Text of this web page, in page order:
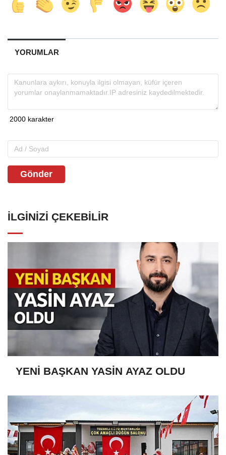
YORUMLAR
Gönder
İLGINIZI ÇEKEBILIR
YENİ BAŞKAN YASİN AYAZ OLDU